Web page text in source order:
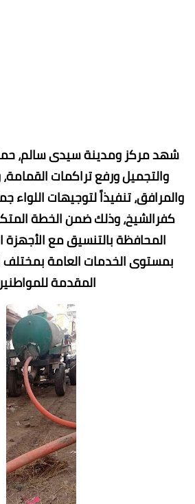
شهد مركز ومدينة سيدى سالم،
والتجميل ورفع تراكمات
والمرافق، تنفيذاً لتوجيهات اللواء
كفرالشيخ، وذلك ضمن الخطة
المحافظة بالتنسيق مع الأجهزة
بمستوى الخدمات العامة بمختلف
المقدمة